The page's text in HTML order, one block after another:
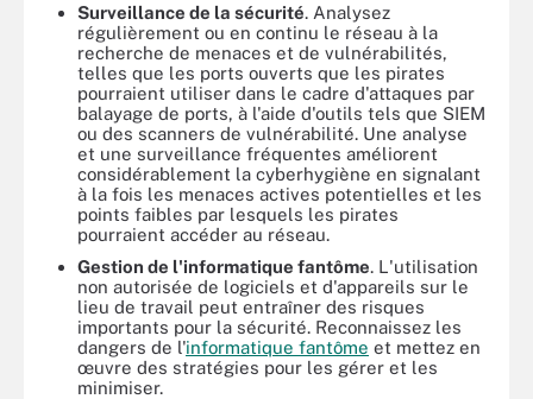
Surveillance de la sécurité. Analysez
régulièrement ou en continu le réseau à la
recherche de menaces et de vulnérabilités,
telles que les ports ouverts que les pirates
pourraient utiliser dans le cadre d'attaques par
balayage de ports, à l'aide d'outils tels que SIEM
ou des scanners de vulnérabilité. Une analyse
et une surveillance fréquentes améliorent
considérablement la cyberhygiène en signalant
à la fois les menaces actives potentielles et les
points faibles par lesquels les pirates
pourraient accéder au réseau.
Gestion de l'informatique fantôme. L'utilisation
non autorisée de logiciels et d'appareils sur le
lieu de travail peut entraîner des risques
importants pour la sécurité. Reconnaissez les
dangers de l'informatique fantôme et mettez en
œuvre des stratégies pour les gérer et les
minimiser.